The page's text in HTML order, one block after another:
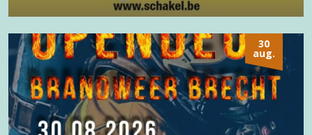
30
aug.